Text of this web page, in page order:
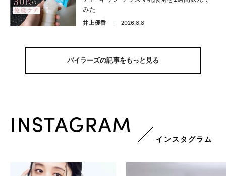
みた
井上優香 2026.8.8
バイラーズの記事をもっと見る
INSTAGRAM
インスタグラム